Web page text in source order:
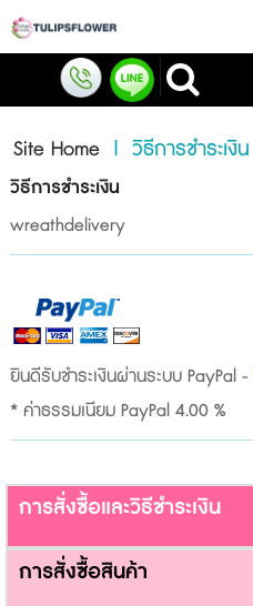
Site Home | วิธีการชำระเงิน
วิธีการชำระเงิน
wreathdelivery
ยินดีรับชำระเงินผ่านระบบ PayPal -
* ค่าธรรมเนียม PayPal 4.00 %
การสั่งซื้อและวิธีชำระเงิน
การสั่งซื้อสินค้า